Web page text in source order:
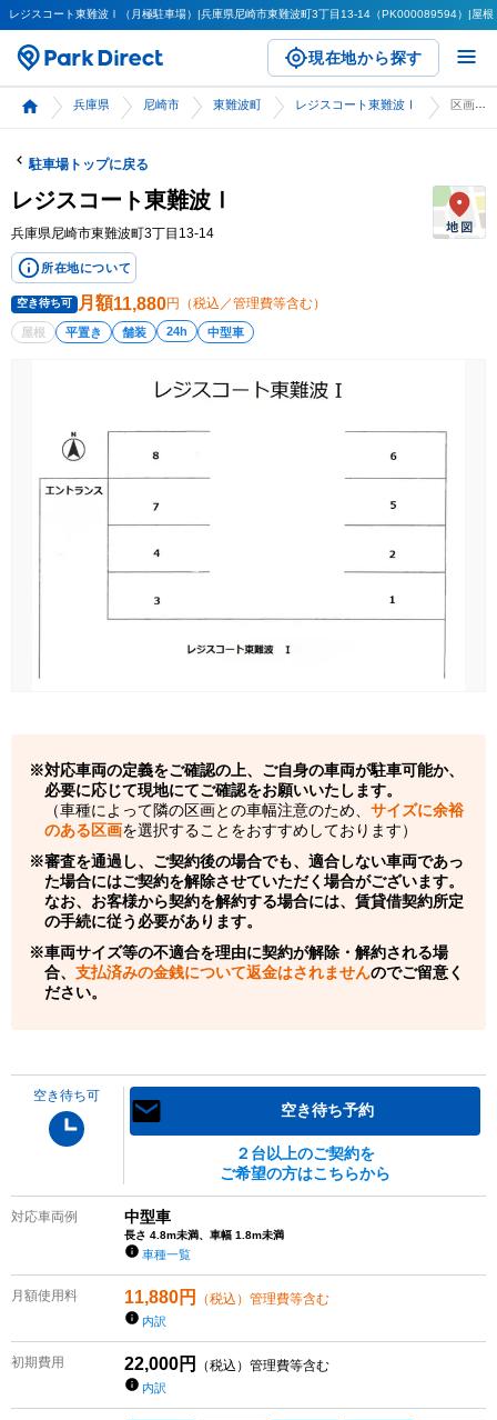
レジスコート東難波Ⅰ（月極駐車場）|兵庫県尼崎市東難波町3丁目13-14（PK000089594）|屋
現在地から探す
兵庫県 尼崎市 東難波町 レジスコート東難波Ⅰ
駐車場トップに戻る
レジスコート東難波Ⅰ
兵庫県尼崎市東難波町3丁目13-14
所在地について
空き待ち可 月額11,880円（税込／管理費等含む）
屋根 平置き 舗装 24h 中型車
対応車両の定義をご確認の上、ご自身の車両が駐車可能か、
必要に応じて現地にてご確認をお願いいたします。
（車種によって隣の区画との車幅注意のため、 サイズに余裕
のある区画を選択することをおすすめしております）
審査を通過し、ご契約後の場合でも、適合しない車両であっ
た場合にはご契約を解除させていただく場合がございます。
なお、お客様から契約を解約する場合には、賃貸借契約所定
の手続に従う必要があります。
車両サイズ等の不適合を理由に契約が解除・解約される場
合、 支払済みの金銭について返金はされませんのでご留意く
ださい。
空き待ち可
空き待ち予約
２台以上のご契約を
ご希望の方はこちらから
対応車両例 中型車
長さ 4.8m未満、車幅 1.8m未満
車種一覧
月額使用料 11,880円 （税込）管理費等含む
内訳
初期費用 22,000円 （税込）管理費等含む
内訳